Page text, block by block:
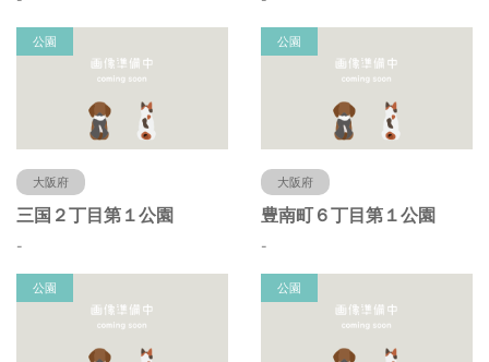
公園
大阪府
三国２丁目第１公園
-
公園
大阪府
豊南町６丁目第１公園
-
公園 公園